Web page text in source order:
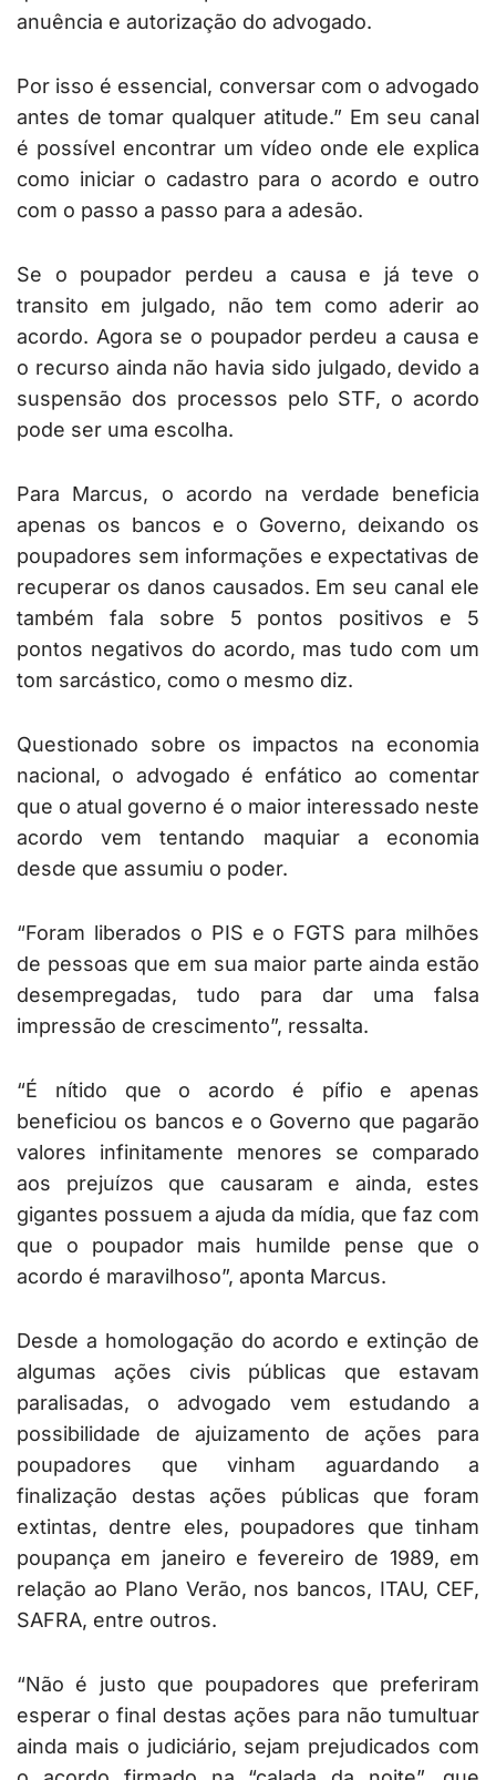
anuência e autorização do advogado.
Por isso é essencial, conversar com o advogado
antes de tomar qualquer atitude.” Em seu canal
é possível encontrar um vídeo onde ele explica
como iniciar o cadastro para o acordo e outro
com o passo a passo para a adesão.
Se o poupador perdeu a causa e já teve o
transito em julgado, não tem como aderir ao
acordo. Agora se o poupador perdeu a causa e
o recurso ainda não havia sido julgado, devido a
suspensão dos processos pelo STF, o acordo
pode ser uma escolha.
Para Marcus, o acordo na verdade beneficia
apenas os bancos e o Governo, deixando os
poupadores sem informações e expectativas de
recuperar os danos causados. Em seu canal ele
também fala sobre 5 pontos positivos e 5
pontos negativos do acordo, mas tudo com um
tom sarcástico, como o mesmo diz.
Questionado sobre os impactos na economia
nacional, o advogado é enfático ao comentar
que o atual governo é o maior interessado neste
acordo vem tentando maquiar a economia
desde que assumiu o poder.
“Foram liberados o PIS e o FGTS para milhões
de pessoas que em sua maior parte ainda estão
desempregadas, tudo para dar uma falsa
impressão de crescimento”, ressalta.
“É nítido que o acordo é pífio e apenas
beneficiou os bancos e o Governo que pagarão
valores infinitamente menores se comparado
aos prejuízos que causaram e ainda, estes
gigantes possuem a ajuda da mídia, que faz com
que o poupador mais humilde pense que o
acordo é maravilhoso”, aponta Marcus.
Desde a homologação do acordo e extinção de
algumas ações civis públicas que estavam
paralisadas, o advogado vem estudando a
possibilidade de ajuizamento de ações para
poupadores que vinham aguardando a
finalização destas ações públicas que foram
extintas, dentre eles, poupadores que tinham
poupança em janeiro e fevereiro de 1989, em
relação ao Plano Verão, nos bancos, ITAU, CEF,
SAFRA, entre outros.
“Não é justo que poupadores que preferiram
esperar o final destas ações para não tumultuar
ainda mais o judiciário, sejam prejudicados com